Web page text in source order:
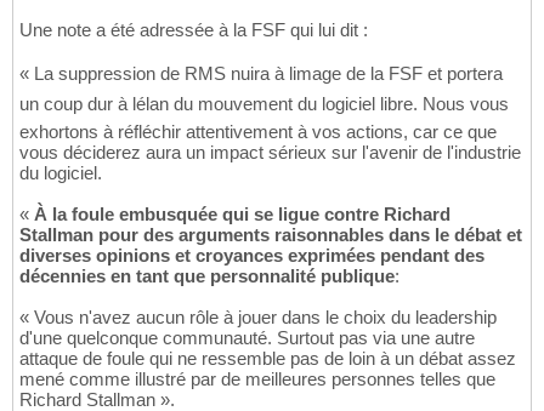
Une note a été adressée à la FSF qui lui dit :
« La suppression de RMS nuira à limage de la FSF et portera
un coup dur à lélan du mouvement du logiciel libre. Nous vous
exhortons à réfléchir attentivement à vos actions, car ce que
vous déciderez aura un impact sérieux sur l'avenir de l'industrie
du logiciel.
« À la foule embusquée qui se ligue contre Richard
Stallman pour des arguments raisonnables dans le débat et
diverses opinions et croyances exprimées pendant des
décennies en tant que personnalité publique:
« Vous n'avez aucun rôle à jouer dans le choix du leadership
d'une quelconque communauté. Surtout pas via une autre
attaque de foule qui ne ressemble pas de loin à un débat assez
mené comme illustré par de meilleures personnes telles que
Richard Stallman ».